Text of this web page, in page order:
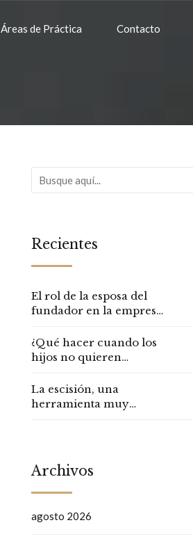
Áreas de Práctica Contacto
Recientes
El rol de la esposa del
fundador en la empresa
¿Qué hacer cuando los
hijos no quieren
empresa familiar?
La escisión, una
herramienta muy
Archivos
agosto 2026